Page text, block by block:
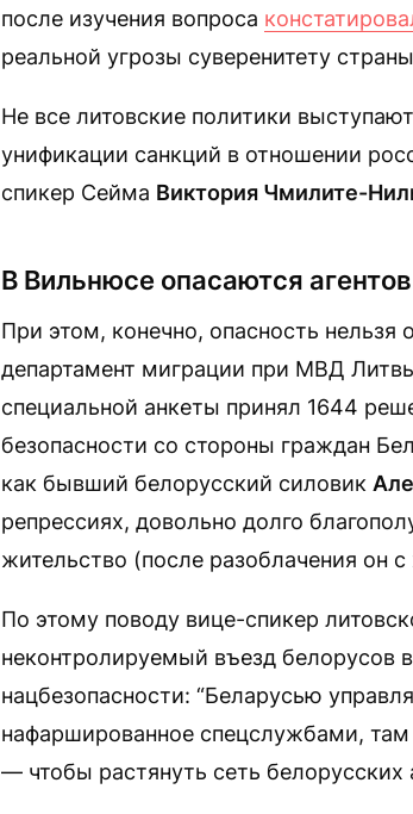
после изучения вопроса
реальной угрозы суверенитету
Не все литовские политики
унификации санкций в отношении
спикер Сейма Виктория Чмилите-
В Вильнюсе опасаются
При этом, конечно, опасность нельзя
департамент миграции при МВД
специальной анкеты принял 1644
безопасности со стороны граждан
как бывший белорусский силовик
репрессиях, довольно долго
жительство (после разоблачения он
По этому поводу вице-спикер
неконтролируемый въезд белорусов
нацбезопасности: “Беларусью
нафаршированное спецслужбами,
— чтобы растянуть сеть белорусских